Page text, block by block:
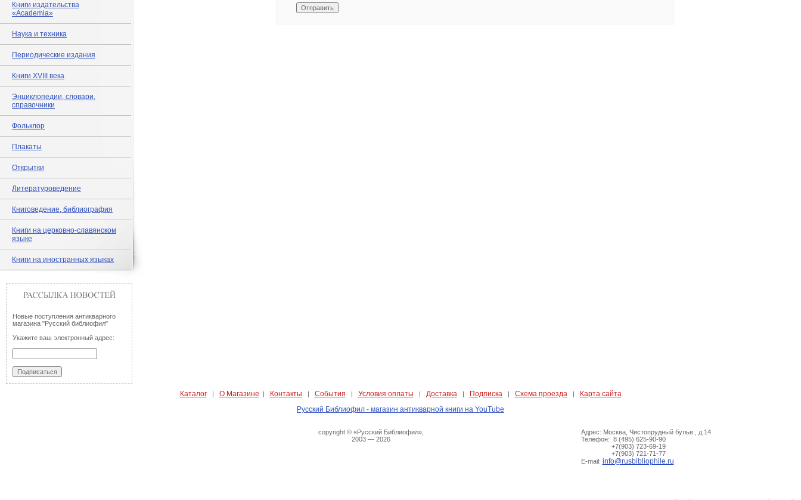
Книги издательства
«Academia»
Наука и техника
Периодические издания
Книги XVIII века
Энциклопедии, словари,
справочники
Фольклор
Плакаты
Открытки
Литературоведение
Книговедение, библиография
Книги на церковно-славянском
языке
Книги на иностранных языках
Новые поступления антикварного
магазина "Русский библиофил"
Укажите ваш электронный адрес:
Каталог| О Магазине | Контакты | События | Условия оплаты | Доставка | Подписка | Схема проезда |
Карта сайта
Русский Библиофил - магазин антикварной книги на YouTube
copyright © «Русский Библиофил»,
2003 — 2026
Адрес: Москва, Чистопрудный бульв., д.14
Телефон: 8 (495) 625-90-90
+7(903) 723-69-19
+7(903) 721-71-77
E-mail: info@rusbibliophile.ru